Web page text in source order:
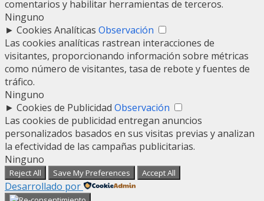
comentarios y habilitar herramientas de terceros.
Ninguno
► Cookies Analíticas Observación
Las cookies analíticas rastrean interacciones de
visitantes, proporcionando información sobre métricas
como número de visitantes, tasa de rebote y fuentes de
tráfico.
Ninguno
► Cookies de Publicidad Observación
Las cookies de publicidad entregan anuncios
personalizados basados en sus visitas previas y analizan
la efectividad de las campañas publicitarias.
Ninguno
Reject All Save My Preferences Accept All
Desarrollado por